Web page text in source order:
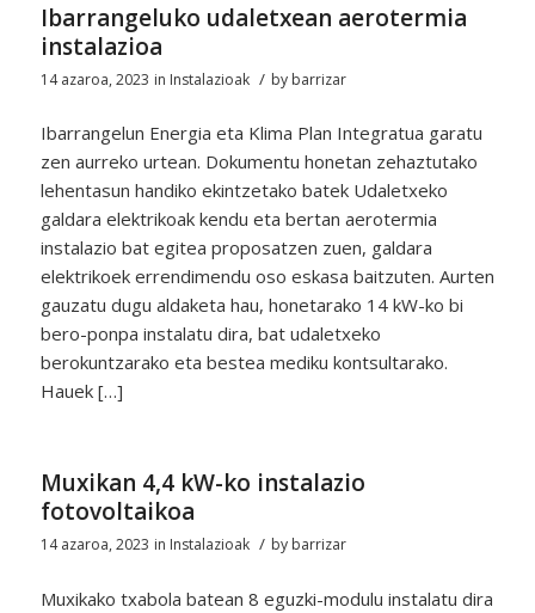
Ibarrangeluko udaletxean aerotermia
instalazioa
14 azaroa, 2023 in Instalazioak / by barrizar
Ibarrangelun Energia eta Klima Plan Integratua garatu
zen aurreko urtean. Dokumentu honetan zehaztutako
lehentasun handiko ekintzetako batek Udaletxeko
galdara elektrikoak kendu eta bertan aerotermia
instalazio bat egitea proposatzen zuen, galdara
elektrikoek errendimendu oso eskasa baitzuten. Aurten
gauzatu dugu aldaketa hau, honetarako 14 kW-ko bi
bero-ponpa instalatu dira, bat udaletxeko
berokuntzarako eta bestea mediku kontsultarako.
Hauek […]
Muxikan 4,4 kW-ko instalazio
fotovoltaikoa
14 azaroa, 2023 in Instalazioak / by barrizar
Muxikako txabola batean 8 eguzki-modulu instalatu dira